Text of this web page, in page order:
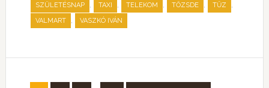
SZÜLETÉSNAP , TAXI , TELEKOM , TŐZSDE , TŰZ ,
VALMART , VASZKÓ IVÁN